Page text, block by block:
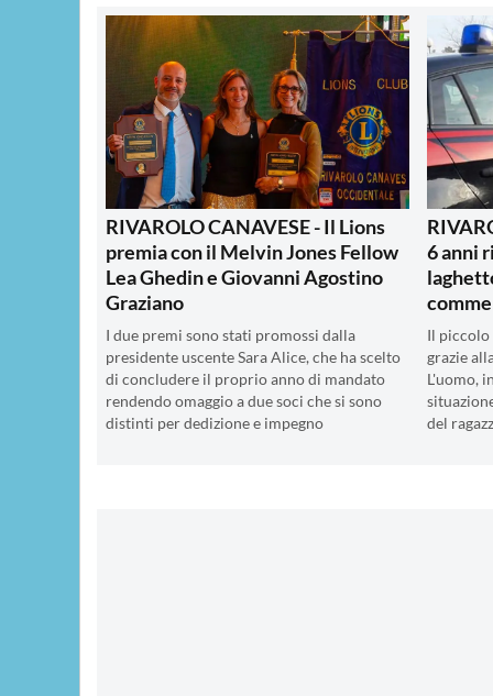
RIVAROLO CANAVESE - Il Lions
premia con il Melvin Jones Fellow
Lea Ghedin e Giovanni Agostino
Graziano
I due premi sono stati promossi dalla
presidente uscente Sara Alice, che ha scelto
di concludere il proprio anno di mandato
rendendo omaggio a due soci che si sono
distinti per dedizione e impegno
6 anni
Il piccolo
grazie
L'uomo,
del